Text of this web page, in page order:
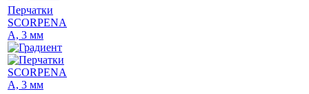
Перчатки
SCORPENA
A, 3 мм